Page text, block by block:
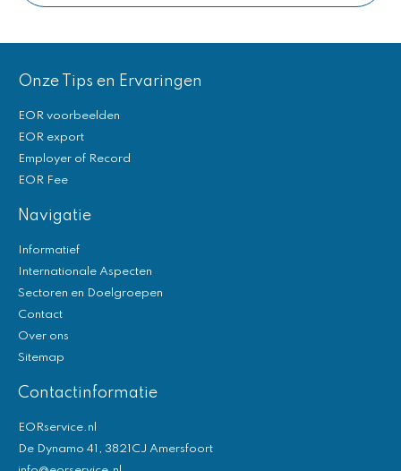
Onze Tips en Ervaringen
EOR voorbeelden
EOR export
Employer of Record
EOR Fee
Navigatie
Informatief
Internationale Aspecten
Sectoren en Doelgroepen
Contact
Over ons
Sitemap
Contactinformatie
EORservice.nl
De Dynamo 41, 3821CJ Amersfoort